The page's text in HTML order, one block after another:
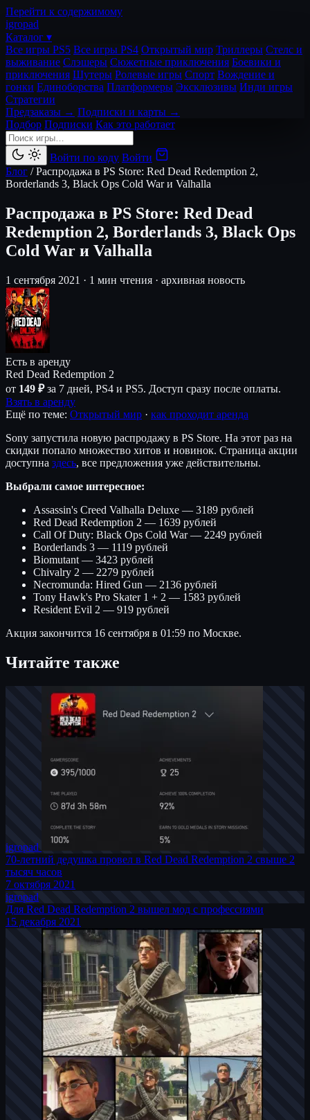
Перейти к содержимому
igropad
Каталог ▾
Все игры PS5 Все игры PS4 Открытый мир Триллеры Стелс и
выживание Слэшеры Сюжетные приключения Боевики и
приключения Шутеры Ролевые игры Спорт Вождение и
гонки Единоборства Платформеры Эксклюзивы Инди игры
Стратегии
Предзаказы → Подписки и карты →
Подбор Подписки Как это работает
Войти по коду Войти
Блог / Распродажа в PS Store: Red Dead Redemption 2,
Borderlands 3, Black Ops Cold War и Valhalla
Распродажа в PS Store: Red Dead
Redemption 2, Borderlands 3, Black Ops
Cold War и Valhalla
1 сентября 2021 · 1 мин чтения · архивная новость
Есть в аренду
Red Dead Redemption 2
от 149 ₽за 7 дней, PS4 и PS5. Доступ сразу после оплаты.
Взять в аренду
Ещё по теме: Открытый мир · как проходит аренда
Sony запустила новую распродажу в PS Store. На этот раз на
скидки попало множество хитов и новинок. Страница акции
доступна здесь, все предложения уже действительны.
Выбрали самое интересное:
Assassin's Creed Valhalla Deluxe — 3189 рублей
Red Dead Redemption 2 — 1639 рублей
Call Of Duty: Black Ops Cold War — 2249 рублей
Borderlands 3 — 1119 рублей
Biomutant — 3423 рублей
Chivalry 2 — 2279 рублей
Necromunda: Hired Gun — 2136 рублей
Tony Hawk's Pro Skater 1 + 2 — 1583 рублей
Resident Evil 2 — 919 рублей
Акция закончится 16 сентября в 01:59 по Москве.
Читайте также
igropad
70-летний дедушка провел в Red Dead Redemption 2 свыше 2
тысяч часов
7 октября 2021
igropad
Для Red Dead Redemption 2 вышел мод с профессиями
15 декабря 2021